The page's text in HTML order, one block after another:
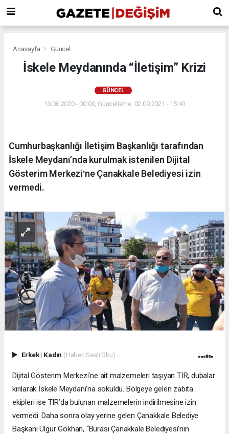
Anasayfa Güncel
İskele Meydanında “İletişim” Krizi
GÜNCEL
13.06.2020 - 00:00, Güncelleme: 02.09.2021 - 15:40
Cumhurbaşkanlığı İletişim Başkanlığı tarafından
İskele Meydanı’nda kurulmak istenilen Dijital
Gösterim Merkeziʹne Çanakkale Belediyesi izin
vermedi.
Erkek| Kadın (Haberi Sesli Oku)
Dijital Gösterim Merkezi'ne ait malzemeleri taşıyan TIR, dubalar
kırılarak İskele Meydanı’na sokuldu. Bölgeye gelen zabıta
ekipleri ise TIR’da bulunan malzemelerin indirilmesine izin
vermedi. Daha sonra olay yerine gelen Çanakkale Belediye
Başkanı Ülgür Gökhan, “Burası Çanakkale Belediyesi’nin